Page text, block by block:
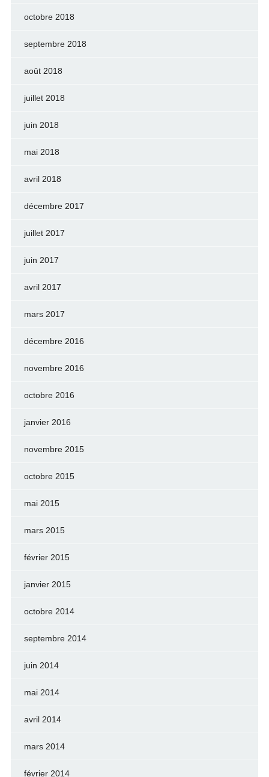
octobre 2018
septembre 2018
août 2018
juillet 2018
juin 2018
mai 2018
avril 2018
décembre 2017
juillet 2017
juin 2017
avril 2017
mars 2017
décembre 2016
novembre 2016
octobre 2016
janvier 2016
novembre 2015
octobre 2015
mai 2015
mars 2015
février 2015
janvier 2015
octobre 2014
septembre 2014
juin 2014
mai 2014
avril 2014
mars 2014
février 2014